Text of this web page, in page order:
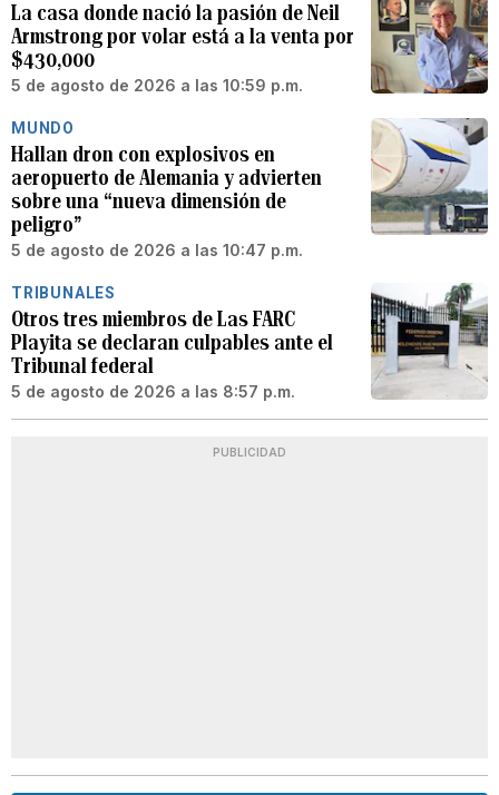
La casa donde nació la pasión de Neil
Armstrong por volar está a la venta por
$430,000
5 de agosto de 2026 a las 10:59 p.m.
MUNDO
Hallan dron con explosivos en
aeropuerto de Alemania y advierten
sobre una “nueva dimensión de
peligro”
5 de agosto de 2026 a las 10:47 p.m.
TRIBUNALES
Otros tres miembros de Las FARC
Playita se declaran culpables ante el
Tribunal federal
5 de agosto de 2026 a las 8:57 p.m.
PUBLICIDAD